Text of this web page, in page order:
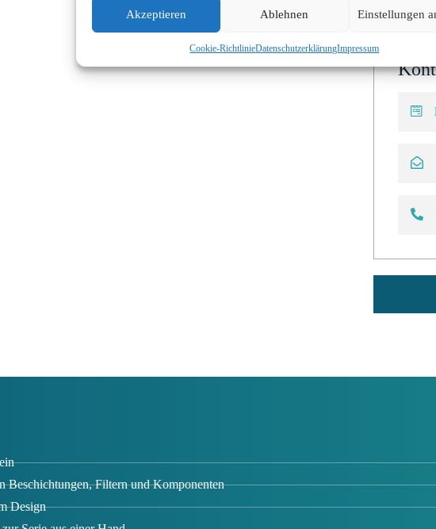
Akzeptieren Ablehnen Einstellungen
Cookie-RichtlinieDatenschutzerklärungImpressum
Sie
Beschichtungen, Filtern und Komponenten
Design